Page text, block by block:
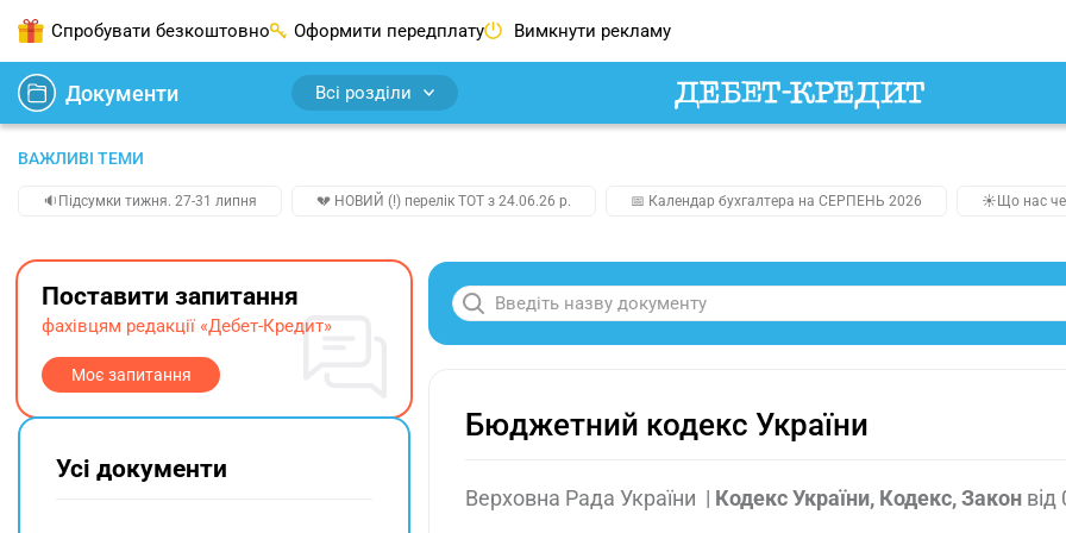
Спробувати безкоштовно Оформити передплату Вимкнути рекламу
Документи Всі розділи
ВАЖЛИВІ ТЕМИ
🔉Підсумки тижня. 27-31 липня 💔 НОВИЙ (!) перелік ТОТ з 24.06.26 р. 📅 Календар бухгалтера на СЕРПЕНЬ 2026 ☀️Що нас
Бюджетний кодекс України
Верховна Рада України | Кодекс України, Кодекс, Закон від
Поставити запитання
фахівцям редакції «Дебет-Кредит»
Моє запитання
Усі документи